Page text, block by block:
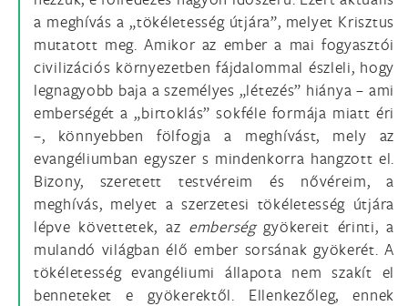
a meghívás a „tökéletesség útjára”, melyet Krisztus
mutatott meg. Amikor az ember a mai fogyasztói
civilizációs környezetben fájdalommal észleli, hogy
legnagyobb baja a személyes „létezés” hiánya – ami
emberségét a „birtoklás” sokféle formája miatt éri
–, könnyebben fölfogja a meghívást, mely az
evangéliumban egyszer s mindenkorra hangzott el.
Bizony, szeretett testvéreim és nővéreim, a
meghívás, melyet a szerzetesi tökéletesség útjára
lépve követtetek, az emberséggyökereit érinti, a
mulandó világban élő ember sorsának gyökerét. A
tökéletesség evangéliumi állapota nem szakít el
benneteket e gyökerektől. Ellenkezőleg, ennek